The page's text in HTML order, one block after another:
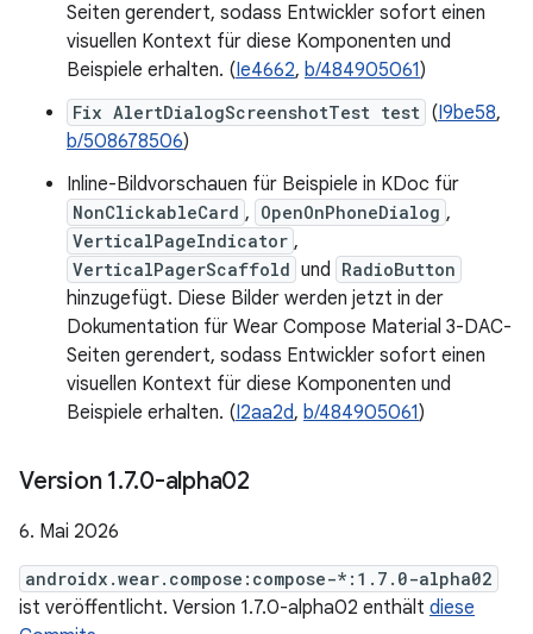
Seiten gerendert, sodass Entwickler sofort einen
visuellen Kontext für diese Komponenten und
Beispiele erhalten. (Ie4662, b/484905061)
Fix AlertDialogScreenshotTest test (I9be58,
b/508678506)
Inline-Bildvorschauen für Beispiele in KDoc für
NonClickableCard , OpenOnPhoneDialog ,
VerticalPageIndicator ,
VerticalPagerScaffold und RadioButton
hinzugefügt. Diese Bilder werden jetzt in der
Dokumentation für Wear Compose Material 3-DAC-
Seiten gerendert, sodass Entwickler sofort einen
visuellen Kontext für diese Komponenten und
Beispiele erhalten. (I2aa2d, b/484905061)
Version 1.7.0-alpha02
6. Mai 2026
androidx.wear.compose:compose-*:1.7.0-alpha02
ist veröffentlicht. Version 1.7.0-alpha02 enthält diese